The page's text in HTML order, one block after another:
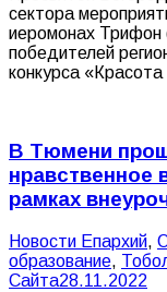
сектора
иеромонах Трифон
победителей
конкурса
В Тюмени
нравственное
рамках
Новости Епархий,
образование,
Сайта28.11.2022